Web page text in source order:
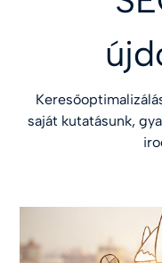
saját kutatásunk,